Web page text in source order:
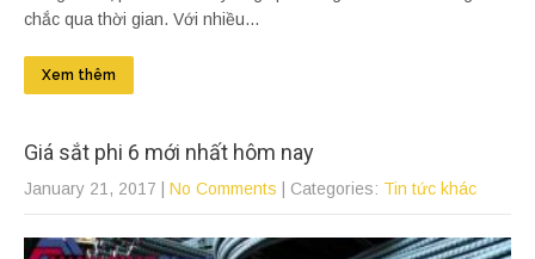
chắc qua thời gian. Với nhiều...
Xem thêm
Giá sắt phi 6 mới nhất hôm nay
January 21, 2017 | No Comments | Categories: Tin tức khác